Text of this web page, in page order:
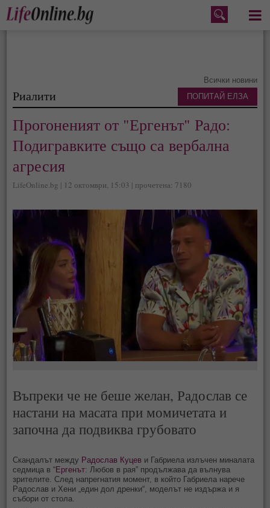
Меню
Всички новини
Риалити
Прогоненият от "Ергенът" Радо:
Подигравките също са вербална
агресия
LifeOnline.bg | 12 октомври, 15:03 | прочетена: 7180
Въпреки че не беше желан, Радослав се
настани на масата при момичетата и
започна да подвиква грубовато
Скандалът между Радослав Куцев и Габриела излъчен миналата
седмица в “Ергенът: Любов в рая” продължава да вълнува
зрителите. След напрегнатия момент, в който Габриела нарече
Радослав и Хени „един дол дренки“, моделът не издържа и я
събори от стола.
ПОПИТАЙ ЕЛЗА